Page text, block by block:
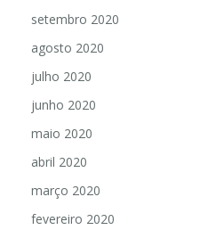
setembro 2020
agosto 2020
julho 2020
junho 2020
maio 2020
abril 2020
março 2020
fevereiro 2020